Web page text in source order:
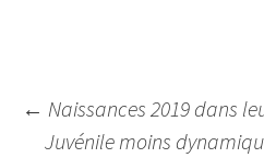
Navigation
← Naissances 2019 dans
Juvénile moins